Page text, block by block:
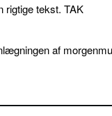
rigtige tekst. TAK
af